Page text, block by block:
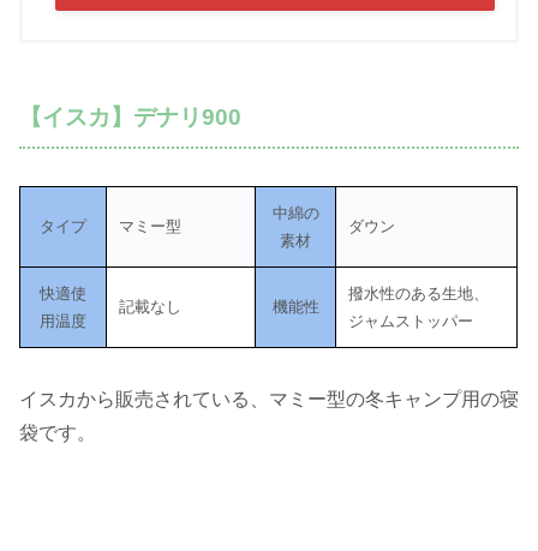
【イスカ】デナリ900
タイプ マミー型
中綿の
素材
ダウン
快適使
用温度
記載なし 機能性
撥水性のある生地、
ジャムストッパー
イスカから販売されている、マミー型の冬キャンプ用の寝
袋です。